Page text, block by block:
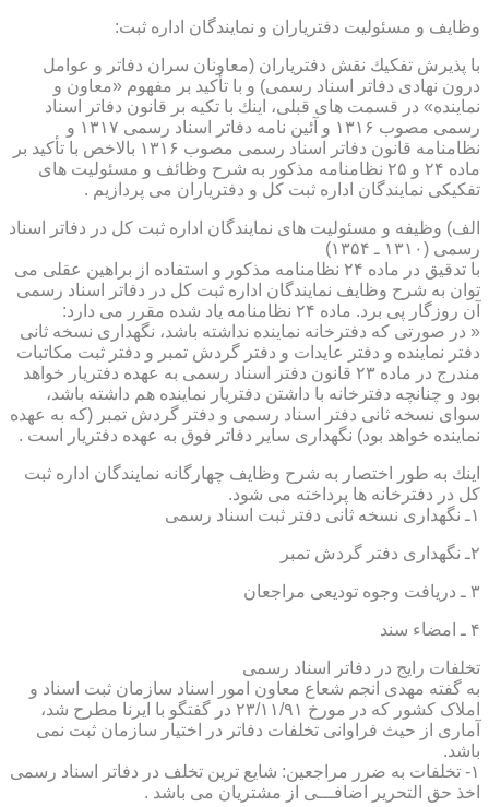
وظایف و مسئولیت دفتریاران و نمایندگان اداره ثبت:
با پذیرش تفكیك نقش دفتریاران (معاونان سران دفاتر و عوامل
درون نهادی دفاتر اسناد رسمی) و با تأكید بر مفهوم «معاون و
نماینده» در قسمت های قبلی، اینك با تكیه بر قانون دفاتر اسناد
رسمی مصوب ۱۳۱۶ و آئین نامه دفاتر اسناد رسمی ۱۳۱۷ و
نظامنامه قانون دفاتر اسناد رسمی مصوب ۱۳۱۶ بالاخص با تأكید بر
ماده ۲۴ و ۲۵ نظامنامه مذكور به شرح وظائف و مسئولیت های
تفكیكی نمایندگان اداره ثبت كل و دفتریاران می پردازیم .
الف) وظیفه و مسئولیت های نمایندگان اداره ثبت كل در دفاتر اسناد
رسمی (۱۳۱۰ ـ ۱۳۵۴)
با تدقیق در ماده ۲۴ نظامنامه مذكور و استفاده از براهین عقلی می
توان به شرح وظایف نمایندگان اداره ثبت كل در دفاتر اسناد رسمی
آن روزگار پی برد. ماده ۲۴ نظامنامه یاد شده مقرر می دارد:
« در صورتی كه دفترخانه نماینده نداشته باشد، نگهداری نسخه ثانی
دفتر نماینده و دفتر عایدات و دفتر گردش تمبر و دفتر ثبت مكاتبات
مندرج در ماده ۲۳ قانون دفتر اسناد رسمی به عهده دفتریار خواهد
بود و چنانچه دفترخانه با داشتن دفتریار نماینده هم داشته باشد،
سوای نسخه ثانی دفتر اسناد رسمی و دفتر گردش تمبر (كه به عهده
نماینده خواهد بود) نگهداری سایر دفاتر فوق به عهده دفتریار است .
اینك به طور اختصار به شرح وظایف چهارگانه نمایندگان اداره ثبت
كل در دفترخانه ها پرداخته می شود.
۱ـ نگهداری نسخه ثانی دفتر ثبت اسناد رسمی
۲ـ نگهداری دفتر گردش تمبر
۳ ـ دریافت وجوه تودیعی مراجعان
۴ ـ امضاء سند
تخلفات رایج در دفاتر اسناد رسمی
به گفته مهدی انجم شعاع معاون امور اسناد سازمان ثبت اسناد و
املاک کشور که در مورخ ۲۳/۱۱/۹۱ در گفتگو با ایرنا مطرح شد،
آماری از حیث فراوانی تخلفات دفاتر در اختیار سازمان ثبت نمی
باشد.
۱- تخلفات به ضرر مراجعین: شایع ترین تخلف در دفاتر اسناد رسمی
اخذ حق التحریر اضافـــی از مشتریان می باشد .